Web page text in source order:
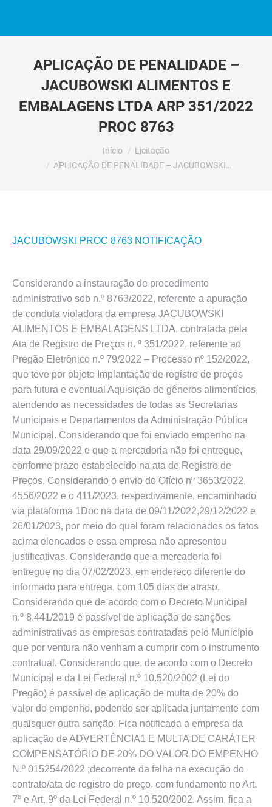
APLICAÇÃO DE PENALIDADE –
JACUBOWSKI ALIMENTOS E
EMBALAGENS LTDA ARP 351/2022
PROC 8763
Início
Licitação
APLICAÇÃO DE PENALIDADE – JACUBOWSKI…
JACUBOWSKI PROC 8763 NOTIFICAÇÃO
Considerando a instauração de procedimento
administrativo sob n.º 8763/2022, referente a apuração
de conduta violadora da empresa JACUBOWSKI
ALIMENTOS E EMBALAGENS LTDA, contratada pela
Ata de Registro de Preços n. º 351/2022, referente ao
Pregão Eletrônico n.º 79/2022 – Processo nº 152/2022,
que teve por objeto Implantação de registro de preços
para futura e eventual Aquisição de gêneros alimentícios,
atendendo as necessidades de todas as Secretarias
Municipais e Departamentos da Administração Pública
Municipal. Considerando que foi enviado empenho na
data 29/09/2022 e que a mercadoria não foi entregue,
conforme prazo estabelecido na ata de Registro de
Preços. Considerando o envio do Ofício nº 3653/2022,
4556/2022 e o 411/2023, respectivamente, encaminhado
via plataforma 1Doc na data de 09/11/2022,29/12/2022 e
26/01/2023, por meio do qual foram relacionados os fatos
acima elencados e essa empresa não apresentou
justificativas. Considerando que a mercadoria foi
entregue no dia 07/02/2023, em endereço diferente do
informado para entrega, com 105 dias de atraso.
Considerando que de acordo com o Decreto Municipal
n.º 8.441/2019 é passível de aplicação de sanções
administrativas as empresas contratadas pelo Município
que por ventura não venham a cumprir com o instrumento
contratual. Considerando que, de acordo com o Decreto
Municipal e da Lei Federal n.º 10.520/2002 (Lei do
Pregão) é passível de aplicação de multa de 20% do
valor do empenho, podendo ser aplicada juntamente com
quaisquer outra sanção. Fica notificada a empresa da
aplicação de ADVERTÊNCIA1 E MULTA DE CARÁTER
COMPENSATÓRIO DE 20% DO VALOR DO EMPENHO
N.º 015254/2022 ;decorrente da falha na execução do
contrato/ata de registro de preço, com fundamento no Art.
7º e Art. 9º da Lei Federal n.º 10.520/2002. Assim, fica a